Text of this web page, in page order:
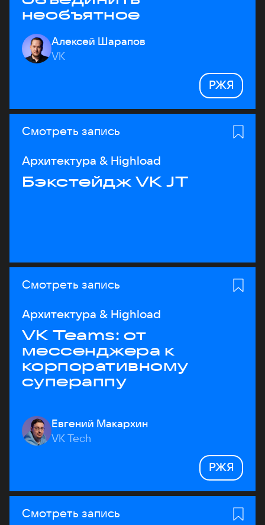
необъятное
Алексей Шарапов
VK
РЖЯ
Смотреть запись
Архитектура & Highload
Бэкстейдж VK JT
Смотреть запись
Архитектура & Highload
VK Teams: от
мессенджера к
корпоративному
супераппу
Евгений Макархин
VK Tech
РЖЯ
Смотреть запись